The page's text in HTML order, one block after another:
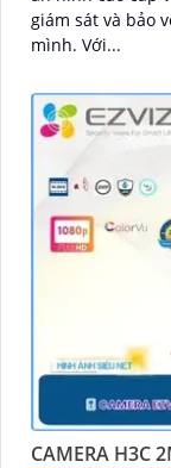
giám sát và bảo
mình. Với...
CAMERA H3C